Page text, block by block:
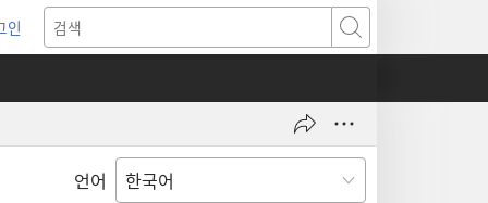
인
운
검색
언어